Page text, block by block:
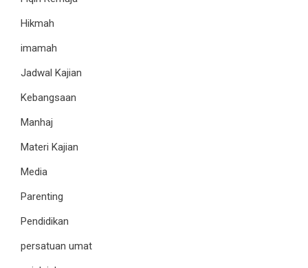
Hikmah
imamah
Jadwal Kajian
Kebangsaan
Manhaj
Materi Kajian
Media
Parenting
Pendidikan
persatuan umat